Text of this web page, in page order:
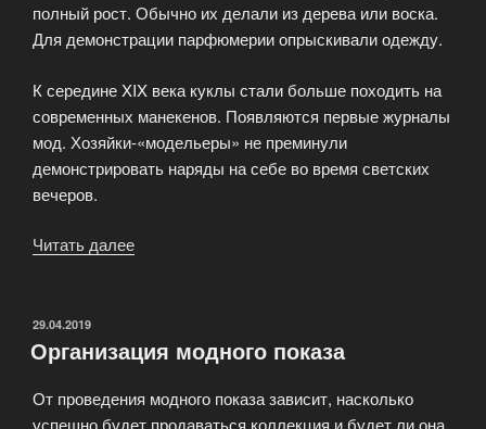
полный рост. Обычно их делали из дерева или воска.
Для демонстрации парфюмерии опрыскивали одежду.
К середине XIX века куклы стали больше походить на
современных манекенов. Появляются первые журналы
мод. Хозяйки-«модельеры» не преминули
демонстрировать наряды на себе во время светских
вечеров.
Читать далее
ОПУБЛИКОВАНО
29.04.2019
Организация модного показа
От проведения модного показа зависит, насколько
успешно будет продаваться коллекция и будет ли она